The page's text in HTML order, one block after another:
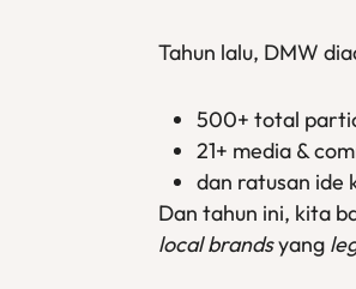
Tahun lalu, DMW
500+ total
21+ media &
dan ratusan ide
Dan tahun ini, kita
local brandsyang